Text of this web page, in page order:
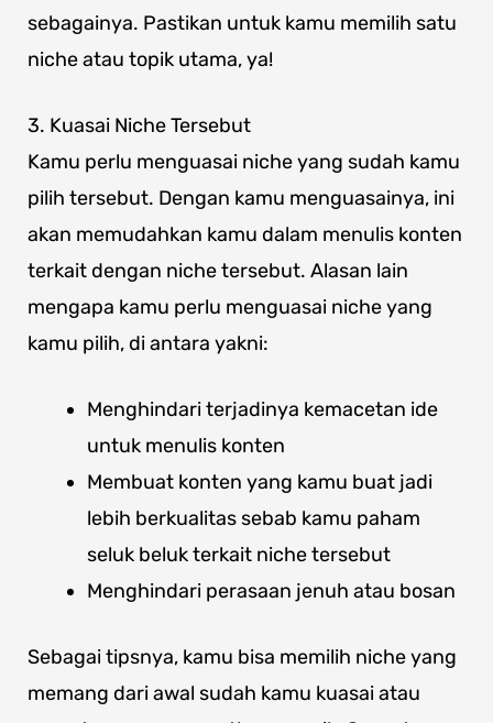
sebagainya. Pastikan untuk kamu memilih satu
niche atau topik utama, ya!
3. Kuasai Niche Tersebut
Kamu perlu menguasai niche yang sudah kamu
pilih tersebut. Dengan kamu menguasainya, ini
akan memudahkan kamu dalam menulis konten
terkait dengan niche tersebut. Alasan lain
mengapa kamu perlu menguasai niche yang
kamu pilih, di antara yakni:
Menghindari terjadinya kemacetan ide
untuk menulis konten
Membuat konten yang kamu buat jadi
lebih berkualitas sebab kamu paham
seluk beluk terkait niche tersebut
Menghindari perasaan jenuh atau bosan
Sebagai tipsnya, kamu bisa memilih niche yang
memang dari awal sudah kamu kuasai atau